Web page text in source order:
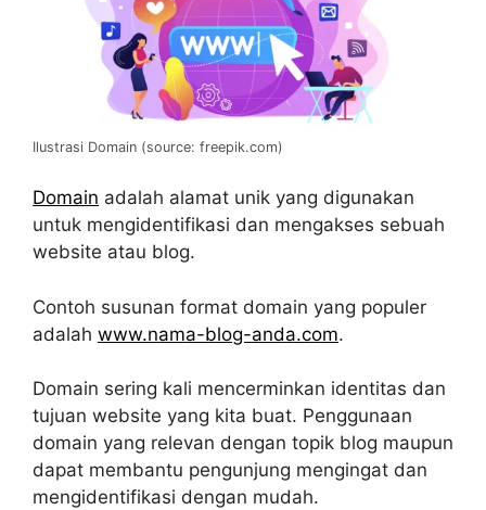
Ilustrasi Domain (source: freepik.com)
Domain adalah alamat unik yang digunakan
untuk mengidentifikasi dan mengakses sebuah
website atau blog.
Contoh susunan format domain yang populer
adalah www.nama-blog-anda.com.
Domain sering kali mencerminkan identitas dan
tujuan website yang kita buat. Penggunaan
domain yang relevan dengan topik blog maupun
dapat membantu pengunjung mengingat dan
mengidentifikasi dengan mudah.